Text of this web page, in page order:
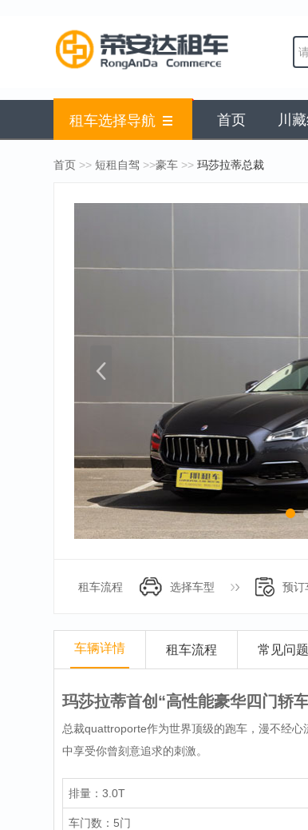
租车选择导航 首页 川
首页 >> 短租自驾 >>豪车 >> 玛莎拉蒂总裁
租车流程 选择车型 预订
车辆详情 租车流程 常见问题
玛莎拉蒂首创“高性能豪华四门轿
总裁quattroporte作为世界顶级的跑车，漫不经
中享受你曾刻意追求的刺激。
排量：3.0T
车门数：5门